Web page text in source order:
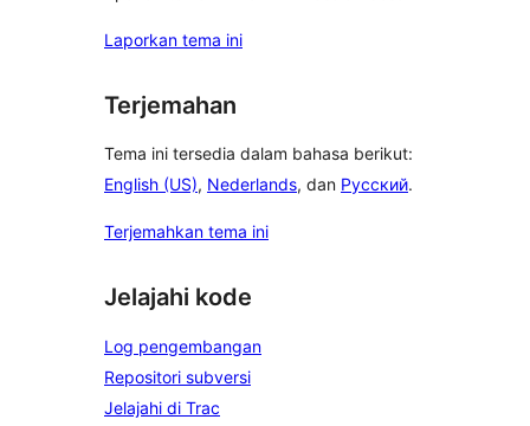
Laporkan tema ini
Terjemahan
Tema ini tersedia dalam bahasa berikut:
English (US), Nederlands, dan Русский.
Terjemahkan tema ini
Jelajahi kode
Log pengembangan
Repositori subversi
Jelajahi di Trac